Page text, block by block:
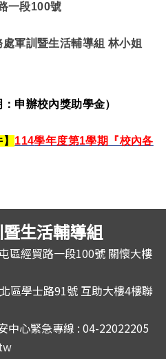
一段100號
軍訓暨生活輔導組 林小姐
申辦校內獎助學金）
】 114學年度第1學期『校內各
生活輔導組
區經貿路一段100號 關懷大樓
區學士路91號 互助大樓4樓聯
中心緊急專線 : 04-22022205